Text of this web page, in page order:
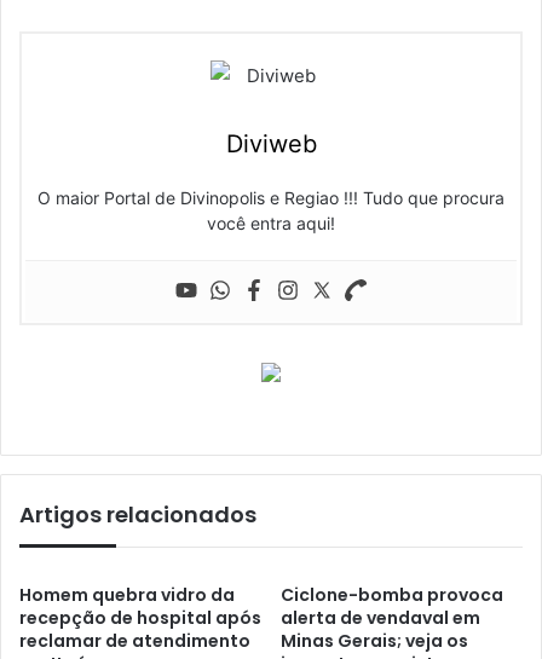
Diviweb
O maior Portal de Divinopolis e Regiao !!! Tudo que procura
você entra aqui!
Artigos relacionados
Homem quebra vidro da
recepção de hospital após
reclamar de atendimento
Ciclone-bomba provoca
alerta de vendaval em
Minas Gerais; veja os